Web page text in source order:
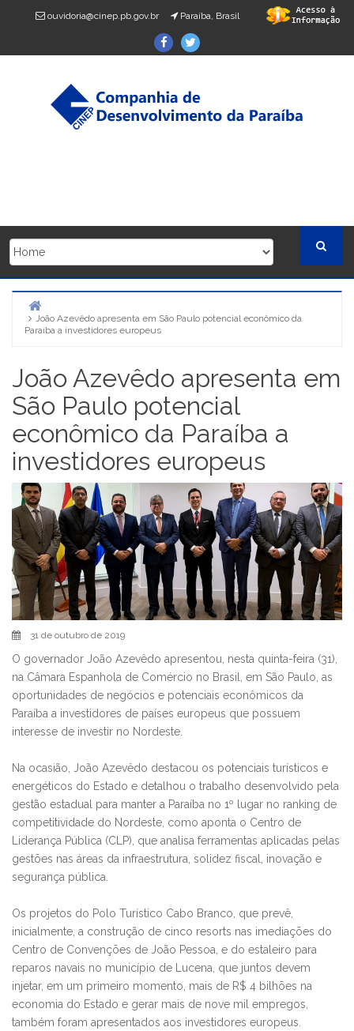
ouvidoria@cinep.pb.gov.br Paraíba, Brasil
Facebook
Twitter
Home
João Azevêdo apresenta em São Paulo potencial econômico da
Paraíba a investidores europeus
João Azevêdo apresenta em
São Paulo potencial
econômico da Paraíba a
investidores europeus
31 de outubro de 2019
O governador João Azevêdo apresentou, nesta quinta-feira (31),
na Câmara Espanhola de Comércio no Brasil, em São Paulo, as
oportunidades de negócios e potenciais econômicos da
Paraíba a investidores de países europeus que possuem
interesse de investir no Nordeste.
Na ocasião, João Azevêdo destacou os potenciais turísticos e
energéticos do Estado e detalhou o trabalho desenvolvido pela
gestão estadual para manter a Paraíba no 1º lugar no ranking de
competitividade do Nordeste, como aponta o Centro de
Liderança Pública (CLP), que analisa ferramentas aplicadas pelas
gestões nas áreas da infraestrutura, solidez fiscal, inovação e
segurança pública.
Os projetos do Polo Turístico Cabo Branco, que prevê,
inicialmente, a construção de cinco resorts nas imediações do
Centro de Convenções de João Pessoa, e do estaleiro para
reparos navais no município de Lucena, que juntos devem
injetar, em um primeiro momento, mais de R$ 4 bilhões na
economia do Estado e gerar mais de nove mil empregos,
também foram apresentados aos investidores europeus.